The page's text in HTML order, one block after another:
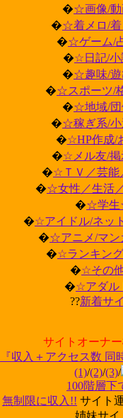
�☆画像/
�☆着メロ/
�☆ゲーム/
�☆日記/
�☆趣味/
�☆スポーツ/
�☆地域/
�☆稼ぎ系/
�☆HP作成/
�☆メル友/
�☆ＴＶ／芸
�☆女性／生活
�☆学
�☆アイドル/ネッ
�☆アニメ/マ
�☆ランキン
�☆その
�☆アダ
??新着サ
サイトオーナ
『収入＋アクセス数 同
(1)/(2)/(3)/
100階層下
無制限に収入!! サイト
姉妹サイ